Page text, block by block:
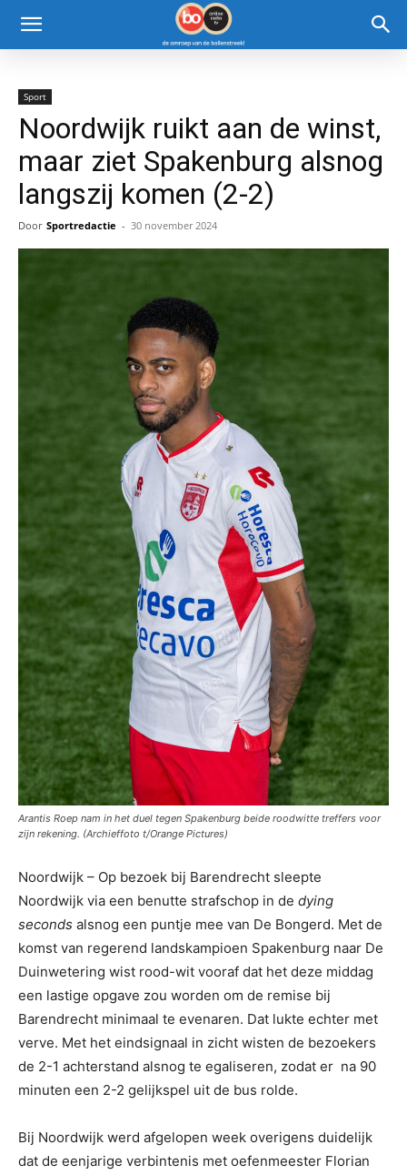
Sport
Noordwijk ruikt aan de winst,
maar ziet Spakenburg alsnog
langszij komen (2-2)
Door Sportredactie - 30 november 2024
Arantis Roep nam in het duel tegen Spakenburg beide roodwitte treffers voor
zijn rekening. (Archieffoto t/Orange Pictures)
Noordwijk – Op bezoek bij Barendrecht sleepte
Noordwijk via een benutte strafschop in de dying
seconds alsnog een puntje mee van De Bongerd. Met de
komst van regerend landskampioen Spakenburg naar De
Duinwetering wist rood-wit vooraf dat het deze middag
een lastige opgave zou worden om de remise bij
Barendrecht minimaal te evenaren. Dat lukte echter met
verve. Met het eindsignaal in zicht wisten de bezoekers
de 2-1 achterstand alsnog te egaliseren, zodat er na 90
minuten een 2-2 gelijkspel uit de bus rolde.
Bij Noordwijk werd afgelopen week overigens duidelijk
dat de eenjarige verbintenis met oefenmeester Florian